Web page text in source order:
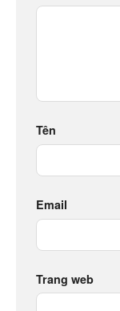
Tên
Email
Trang web